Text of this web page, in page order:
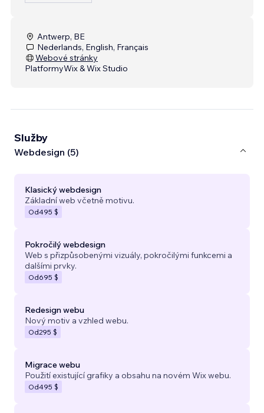
Antwerp, BE
Nederlands, English, Français
Webové stránky
PlatformyWix & Wix Studio
Služby
Webdesign (5)
Klasický webdesign
Základní web včetně motivu.
Od495 $
Pokročilý webdesign
Web s přizpůsobenými vizuály, pokročilými funkcemi a
dalšími prvky.
Od695 $
Redesign webu
Nový motiv a vzhled webu.
Od295 $
Migrace webu
Použití existující grafiky a obsahu na novém Wix webu.
Od495 $